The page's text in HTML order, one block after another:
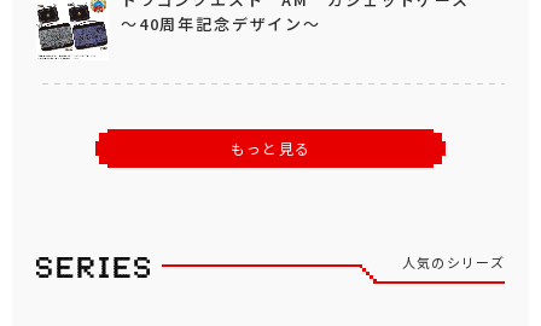
～40周年記念デザイン～
もっと見る
人気のシリーズ